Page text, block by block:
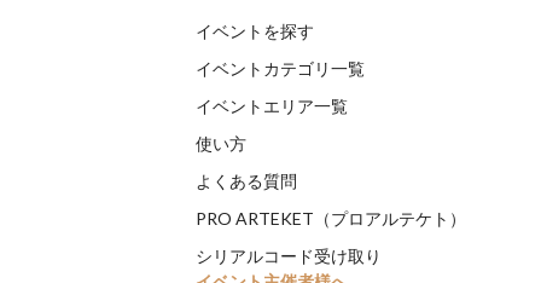
イベントを探す
イベントカテゴリ一覧
イベントエリア一覧
使い方
よくある質問
PRO ARTEKET（プロアルテケト）
シリアルコード受け取り